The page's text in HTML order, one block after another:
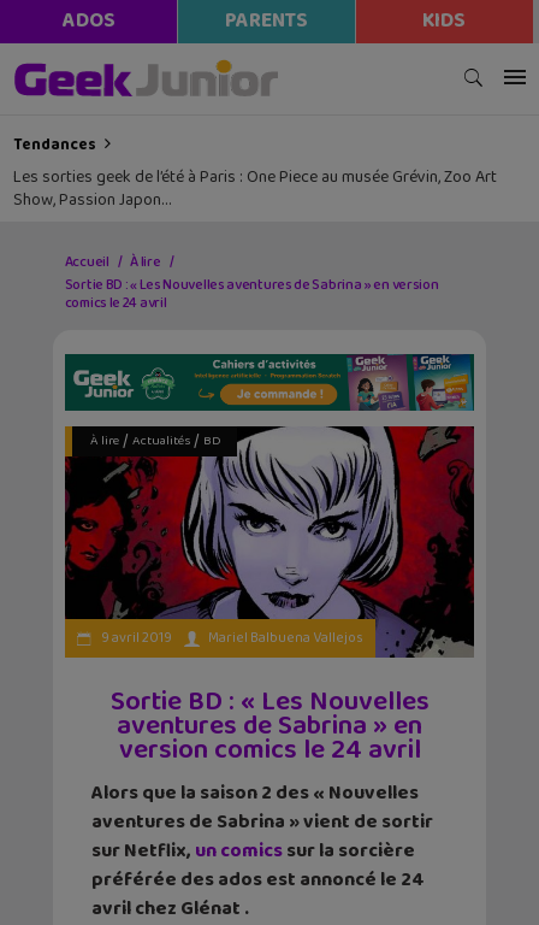
ADOS PARENTS KIDS
Tendances
Les sorties geek de l’été à Paris : One Piece au musée Grévin, Zoo Art
Show, Passion Japon…
Accueil
À lire
Sortie BD : « Les Nouvelles aventures de Sabrina » en version
comics le 24 avril
À lire/ Actualités/ BD
9 avril 2019 Mariel Balbuena Vallejos
Sortie BD : « Les Nouvelles
aventures de Sabrina » en
version comics le 24 avril
Alors que la saison 2 des « Nouvelles
aventures de Sabrina » vient de sortir
sur Netflix, un comicssur la sorcière
préférée des ados est annoncé le 24
avril chez Glénat .